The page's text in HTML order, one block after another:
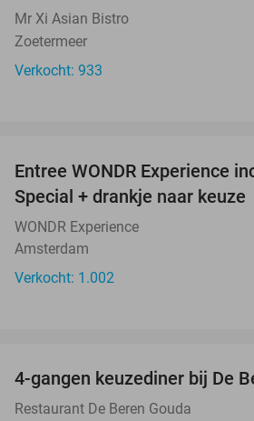
Mr Xi Asian Bistro
Zoetermeer
Verkocht: 933
Entree WONDR Experience
Special + drankje naar keuze
WONDR Experience
Amsterdam
Verkocht: 1.002
4-gangen keuzediner bij De
Restaurant De Beren Gouda